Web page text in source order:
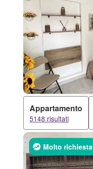
Appartamento
5148 risultati
Molto richiesta